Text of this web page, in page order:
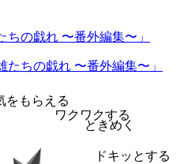
の戯れ 〜番外編集〜」
をもらえる
ワクワクする
ときめく
ドキッとする